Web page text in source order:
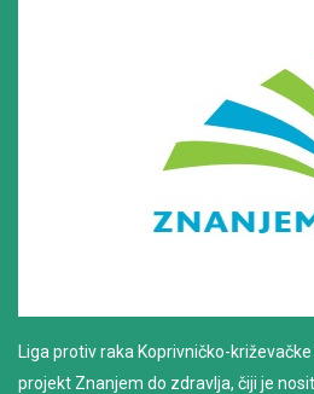
Liga protiv raka Koprivničko-
projekt Znanjem do zdravlja, čiji je